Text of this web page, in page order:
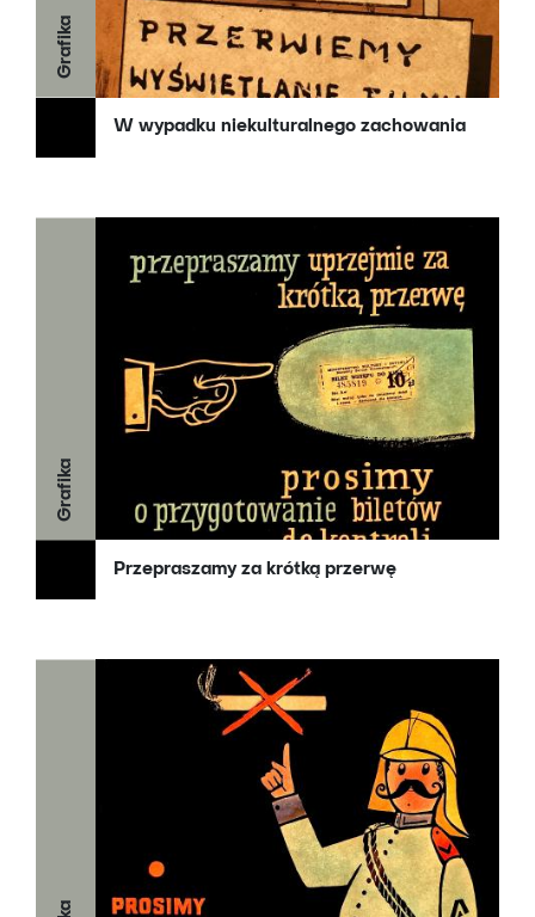
Grafika
W wypadku niekulturalnego zachowania
Grafika
Przepraszamy za krótką przerwę